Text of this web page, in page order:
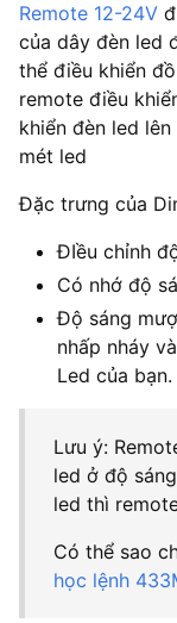
Remote 12-24V
của dây đèn led
thể điều khiển
remote điều
khiển đèn led
mét led
Đặc trưng của
ĐIều chỉnh
Có nhớ độ
Độ sáng
nhấp nháy
Led của bạn.
Lưu ý:
led ở độ
led thì
Có thể sao
học lệnh